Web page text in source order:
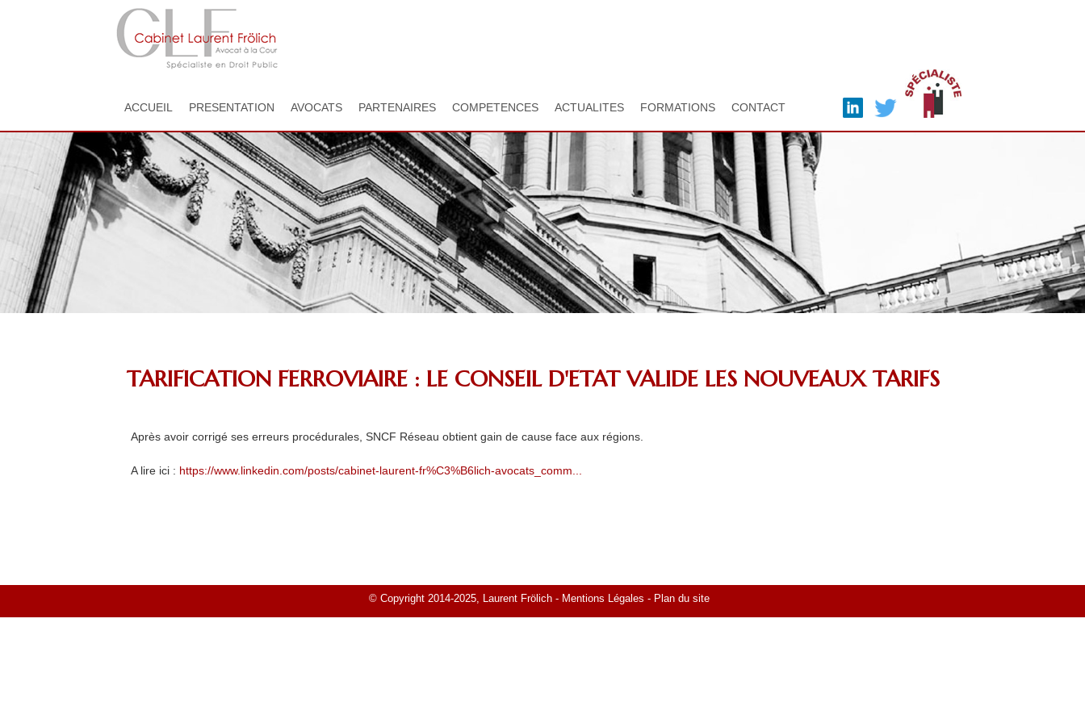
ACCUEIL PRESENTATION AVOCATS PARTENAIRES COMPETENCES ACTUALITES FORMATIONS CONTACT
TARIFICATION FERROVIAIRE : LE CONSEIL D'ETAT VALIDE LES NOUVEAUX TARIFS
Après avoir corrigé ses erreurs procédurales, SNCF Réseau obtient gain de cause face aux régions.
A lire ici : https://www.linkedin.com/posts/cabinet-laurent-fr%C3%B6lich-avocats_comm...
© Copyright 2014-2025, Laurent Frölich - Mentions Légales - Plan du site